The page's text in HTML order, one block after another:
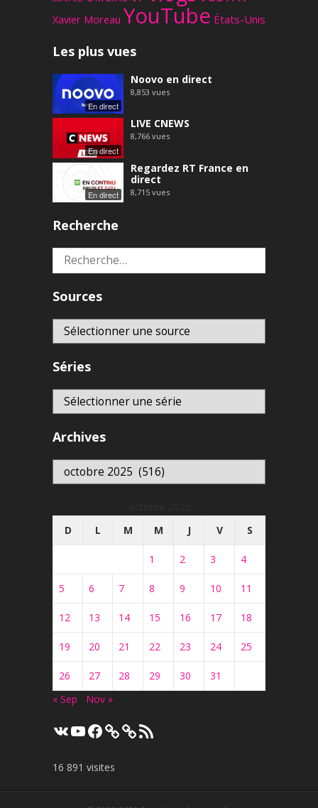
Xavier Moreau YouTube États-Unis
Les plus vues
En direct
Noovo en direct
8,853 vues
En direct
LIVE CNEWS
8,766 vues
En direct
Regardez RT France en
direct
8,715 vues
Recherche
Rechercher :
Sources
Séries
Archives
Archives
D
L M M J V S
1 2 3 4
5 6 7 8 9 10 11
12 13 14 15 16 17 18
19 20 21 22 23 24 25
26 27 28 29 30
31
« Sep
Nov »
VK YouTube
Facebook Flux
RSS
16 891 visites